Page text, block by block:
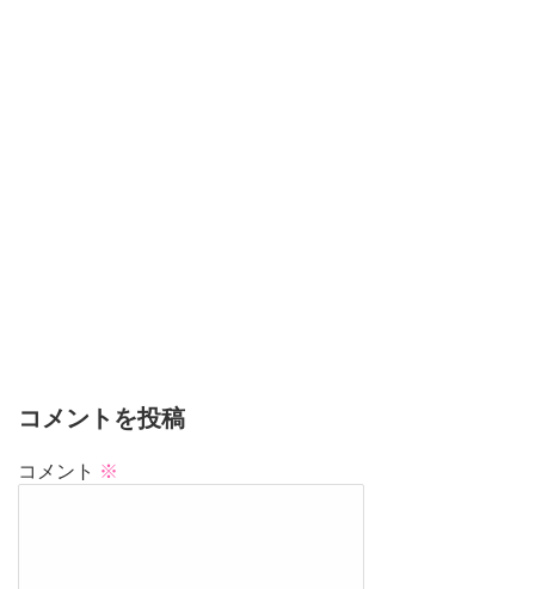
コメントを投稿
コメント ※